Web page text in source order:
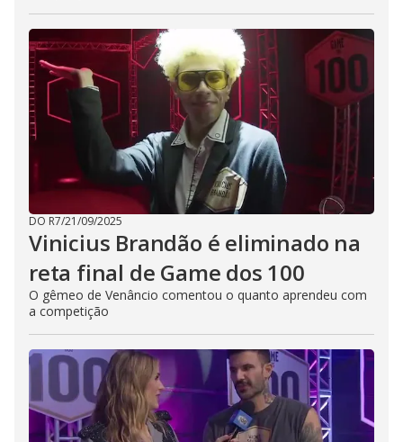
DO R7/21/09/2025
Vinicius Brandão é eliminado na
reta final de Game dos 100
O gêmeo de Venâncio comentou o quanto aprendeu com
a competição